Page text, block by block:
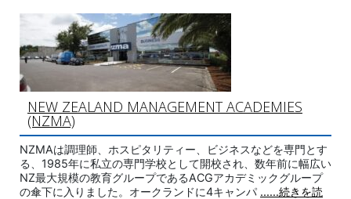
NEW ZEALAND MANAGEMENT ACADEMIES
(NZMA)
NZMAは調理師、ホスピタリティー、ビジネスなどを専門とす
る、1985年に私立の専門学校として開校され、数年前に幅広い
NZ最大規模の教育グループであるACGアカデミックグループ
の傘下に入りました。オークランドに4キャンパ ......続きを読